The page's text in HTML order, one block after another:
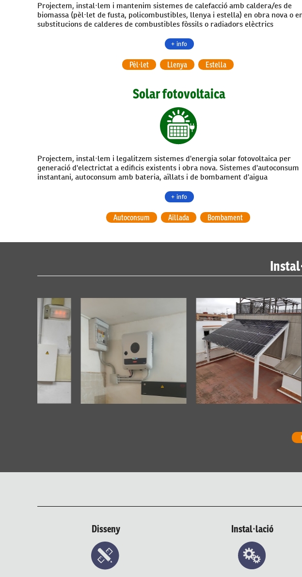
Projectem, instal·lem i mantenim sistemes de calefacció amb caldera/es de
biomassa (pèl·let de fusta, policombustibles, llenya i estella) en obra nova o
substitucions de calderes de combustibles fòssils o radiadors elèctrics
+ info
Pèl·let Llenya Estella
Solar fotovoltaica
Projectem, instal·lem i legalitzem sistemes d'energia solar fotovoltaica per
generació d'electrictat a edificis existents i obra nova. Sistemes d'autoconsum
instantani, autoconsum amb bateria, aïllats i de bombament d'aigua
+ info
Autoconsum Aïllada Bombament
Disseny Instal·lació